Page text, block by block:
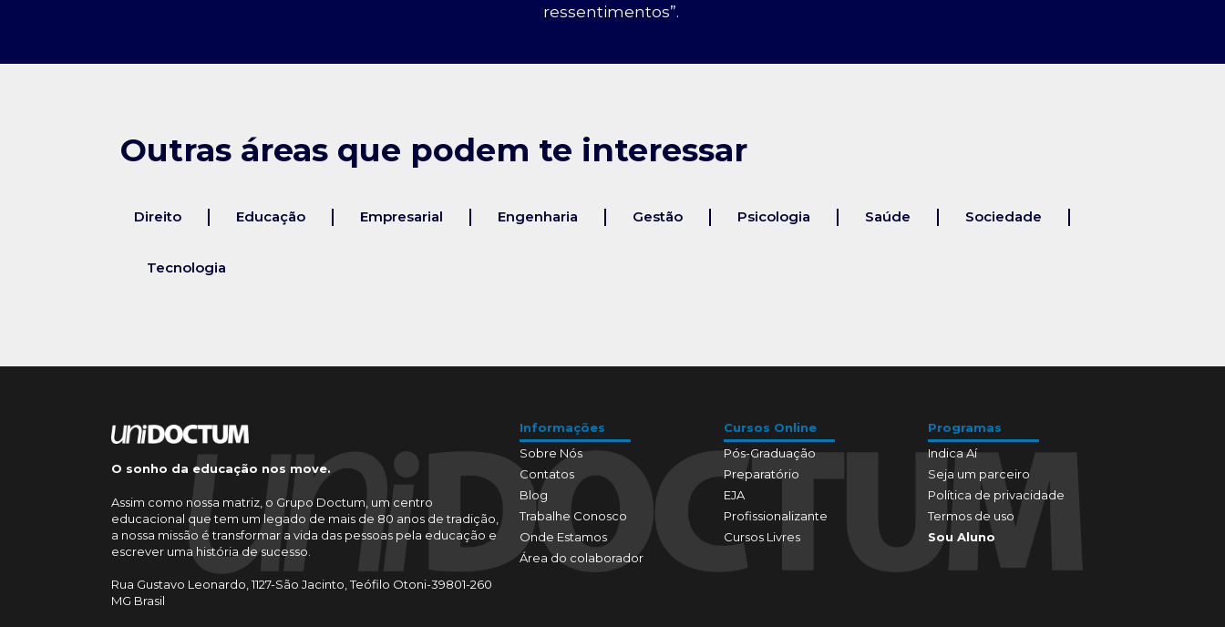
ressentimentos”.
Outras áreas que podem te interessar
Direito Educação Empresarial Engenharia Gestão Psicologia Saúde Sociedade
Tecnologia
O sonho da educação nos move.
Assim como nossa matriz, o Grupo Doctum, um centro
educacional que tem um legado de mais de 80 anos de tradição,
a nossa missão é transformar a vida das pessoas pela educação e
escrever uma história de sucesso.
Rua Gustavo Leonardo, 1127-São Jacinto, Teófilo Otoni-39801-260
MG Brasil
Informações
Sobre Nós
Contatos
Blog
Trabalhe Conosco
Onde Estamos
Área do colaborador
Cursos Online
Pós-Graduação
Preparatório
EJA
Profissionalizante
Cursos Livres
Programas
Indica Aí
Seja um parceiro
Política de privacidade
Termos de uso
Sou Aluno